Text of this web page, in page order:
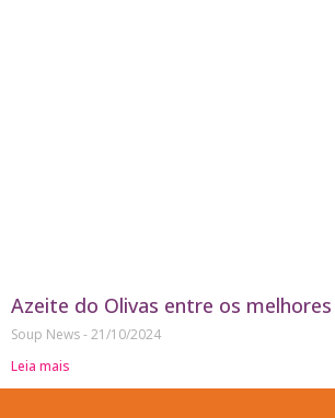
Azeite do Olivas entre os
Soup News 21/10/2024
Leia mais